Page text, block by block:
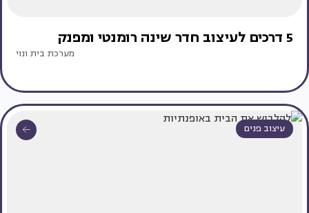
5 דרכים לעיצוב חדר שינה רומנטי ומפנק
מערכת בית ונוי
עיצוב פנים